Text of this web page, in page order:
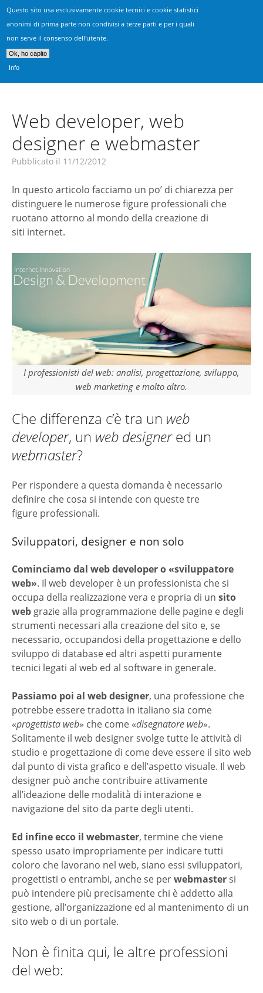
Questo sito usa esclusivamente cookie tecnici e cookie statistici
anonimi di prima parte non condivisi a terze parti e per i quali
non serve il consenso dell'utente.
Ok, ho capito
Info
Realizzazione Siti Vicenza
Consulenza, progettazione & sviluppo siti web
Web developer, web
designer e webmaster
Pubblicato il 11/12/2012
In questo articolo facciamo un po’ di chiarezza per
distinguere le numerose figure professionali che
ruotano attorno al mondo della creazione di
siti internet.
I professionisti del web: analisi, progettazione, sviluppo,
web marketing e molto altro.
Che differenza c’è tra un web
developer, un web designered un
webmaster?
Per rispondere a questa domanda è necessario
definire che cosa si intende con queste tre
figure professionali.
Sviluppatori, designer e non solo
Cominciamo dal web developer o «sviluppatore
web». Il web developer è un professionista che si
occupa della realizzazione vera e propria di un sito
webgrazie alla programmazione delle pagine e degli
strumenti necessari alla creazione del sito e, se
necessario, occupandosi della progettazione e dello
sviluppo di database ed altri aspetti puramente
tecnici legati al web ed al software in generale.
Passiamo poi al web designer, una professione che
potrebbe essere tradotta in italiano sia come
«progettista web» che come «disegnatore web».
Solitamente il web designer svolge tutte le attività di
studio e progettazione di come deve essere il sito web
dal punto di vista grafico e dell’aspetto visuale. Il web
designer può anche contribuire attivamente
all’ideazione delle modalità di interazione e
navigazione del sito da parte degli utenti.
Ed infine ecco il webmaster, termine che viene
spesso usato impropriamente per indicare tutti
coloro che lavorano nel web, siano essi sviluppatori,
progettisti o entrambi, anche se perwebmastersi
può intendere più precisamente chi è addetto alla
gestione, all’organizzazione ed al mantenimento di un
sito web o di un portale.
Non è finita qui, le altre professioni
del web: